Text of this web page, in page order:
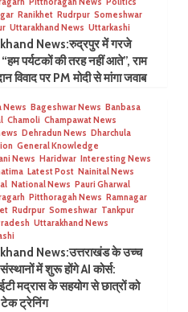
Ranikhet Rudrpur Someshwar
Uttarakhand News Uttarkashi
News:रुद्रपुर में गरजे
पर्यटकों की तरह नहीं आते”, राम
विवाद पर PM मोदी से मांगा जवाब
News Bageshwar News Banbasa
Chamoli Champawat News
Dehradun News Dharchula
General Knowledge
News Haridwar Interesting News
Latest Post Nainital News
National News Pauri Gharwal
Pitthoragah News Ramnagar
Rudrpur Someshwar Tankpur
Uttarakhand News
News:उत्तराखंड के उच्च
में शुरू होंगे AI कोर्स:
मद्रास के सहयोग से छात्रों को
टेक ट्रेनिंग